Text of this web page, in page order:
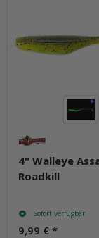
4" Walleye
Roadkill
Sofort verfügbar
9,99 € *